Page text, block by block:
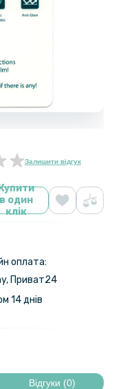
Залишити відгук
в один
клік
оплата:
Приват24
14 днів
Відгуки (0)